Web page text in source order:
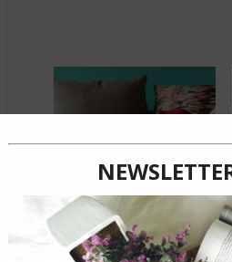
CUIDADO DEL PISO